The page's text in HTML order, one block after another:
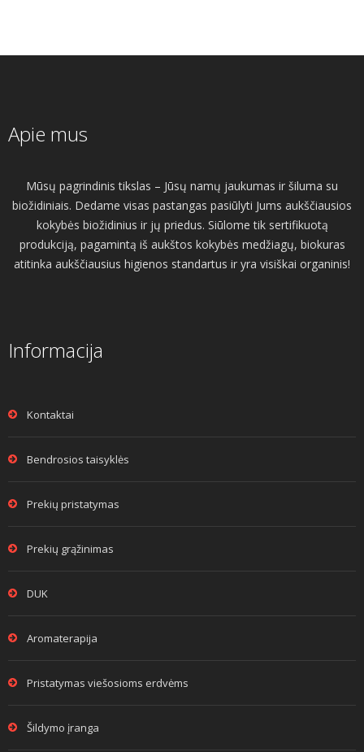
Apie mus
Mūsų pagrindinis tikslas – Jūsų namų jaukumas ir šiluma su
biožidiniais. Dedame visas pastangas pasiūlyti Jums aukščiausios
kokybės biožidinius ir jų priedus. Siūlome tik sertifikuotą
produkciją, pagamintą iš aukštos kokybės medžiagų, biokuras
atitinka aukščiausius higienos standartus ir yra visiškai organinis!
Informacija
Kontaktai
Bendrosios taisyklės
Prekių pristatymas
Prekių grąžinimas
DUK
Aromaterapija
Pristatymas viešosioms erdvėms
Šildymo įranga